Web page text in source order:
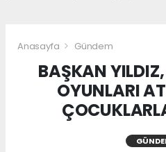
Anasayfa Gündem
BAŞKAN
OYUNLARI